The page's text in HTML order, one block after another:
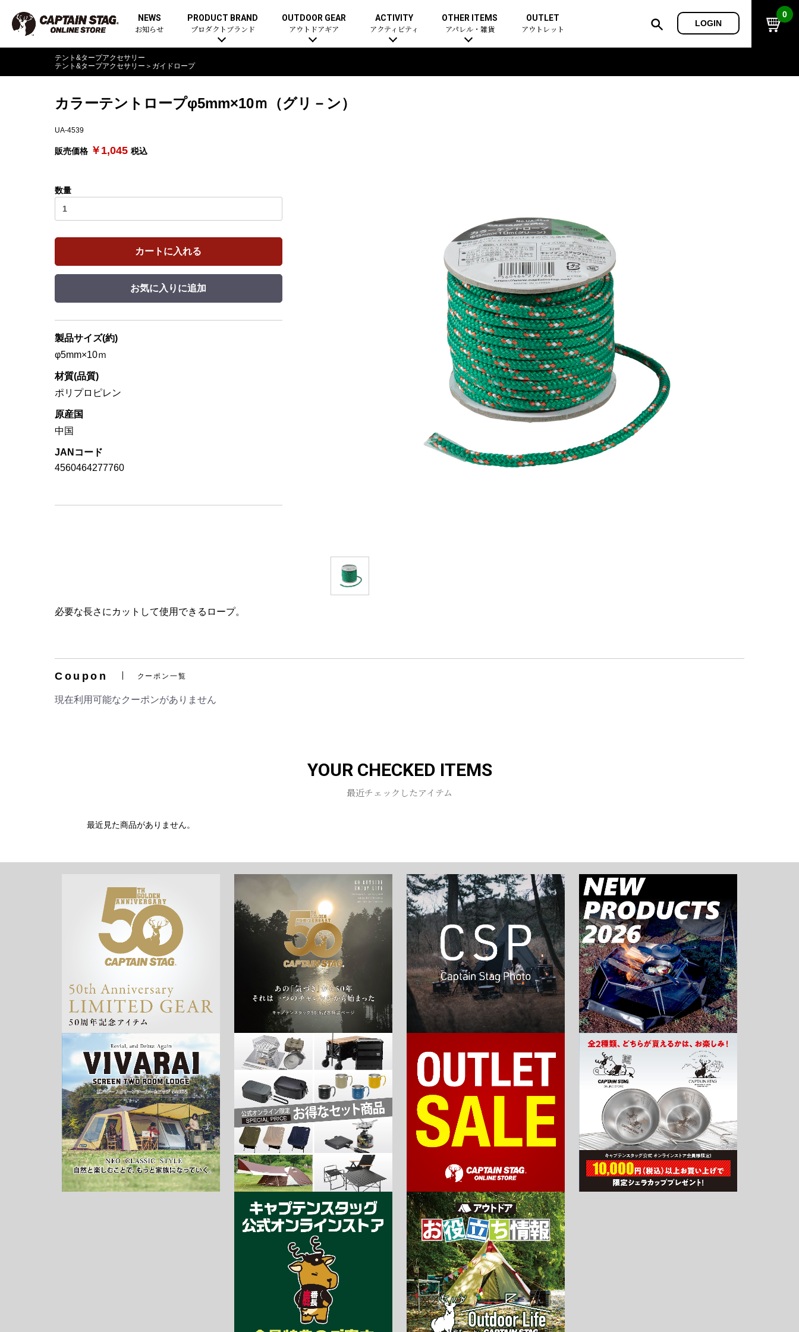
NEWS
お知らせ
PRODUCT BRAND
プロダクトブランド
OUTDOOR GEAR
アウトドアギア
ACTIVITY
アクティビティ
OTHER ITEMS
アパレル・雑貨
OUTLET
アウトレット
LOGIN
0
テント&タープアクセサリー
テント&タープアクセサリー ＞ ガイドロープ
カラーテントロープφ5mm×10ｍ（グリ－ン）
UA-4539
販売価格 ￥1,045 税込
数量
カートに入れる
お買い物を続ける カートへ進む
お気に入りに追加
製品サイズ(約)
φ5mm×10ｍ
材質(品質)
ポリプロピレン
原産国
中国
JANコード
4560464277760
必要な長さにカットして使用できるロープ。
Coupon クーポン一覧
現在利用可能なクーポンがありません
YOUR CHECKED ITEMS
最近チェックしたアイテム
最近見た商品がありません。